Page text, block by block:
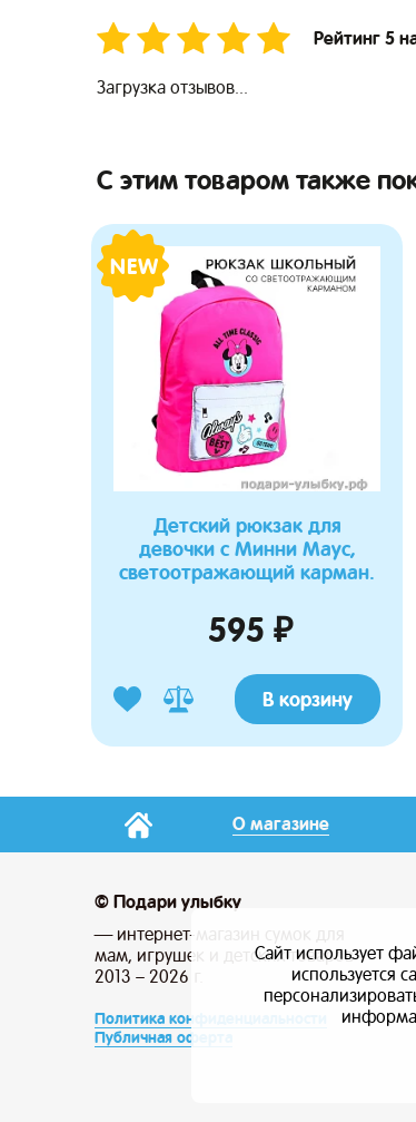
Рейтинг 5
Загрузка отзывов...
С этим товаром также
NEW
Детский рюкзак для
девочки с Минни Маус,
светоотражающий карман.
595 ₽
В корзину
О магазине
© Подари улыбку
— интернет-магазин сумок для
мам, игрушек и детских товаров
2013 – 2026 г.
Политика конфиденциальности
Публичная оферта
Сайт использует
используется